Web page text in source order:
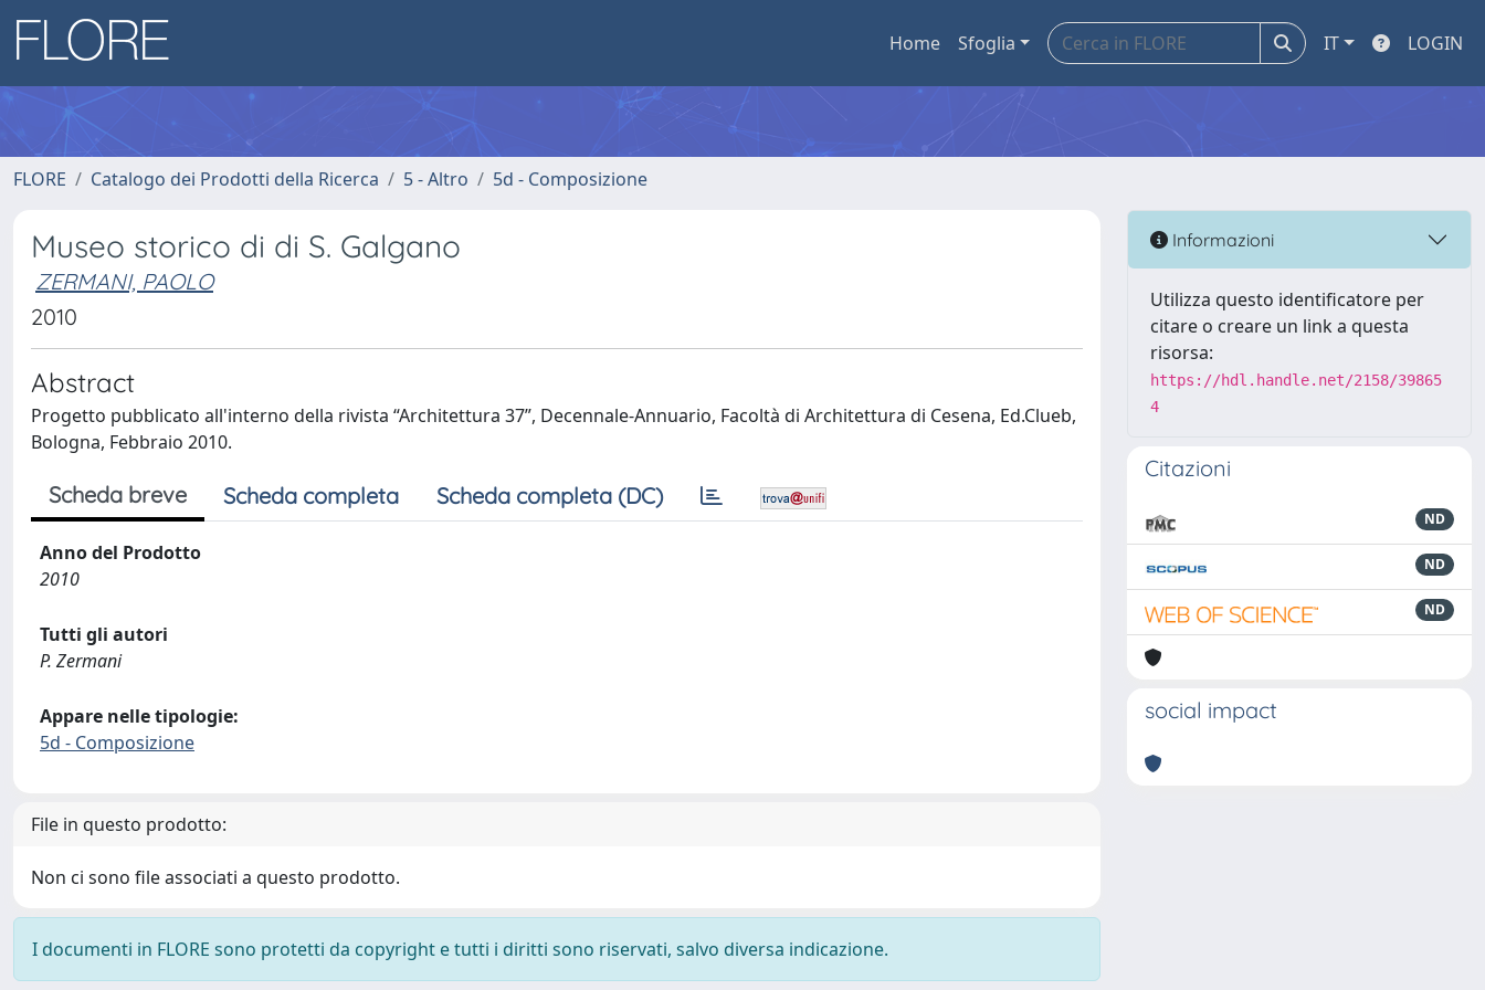
Home Sfoglia IT LOGIN
FLORE Catalogo dei Prodotti della Ricerca 5 - Altro 5d - Composizione
Museo storico di di S. Galgano
ZERMANI, PAOLO
2010
Abstract
Progetto pubblicato all'interno della rivista “Architettura 37”, Decennale-Annuario, Facoltà di Architettura di Cesena, Ed.Clueb,
Bologna, Febbraio 2010.
Scheda breve Scheda completa Scheda completa (DC)
Anno del Prodotto
2010
Tutti gli autori
P. Zermani
Appare nelle tipologie:
5d - Composizione
File in questo prodotto:
Non ci sono file associati a questo prodotto.
I documenti in FLORE sono protetti da copyright e tutti i diritti sono riservati, salvo diversa indicazione.
Informazioni
Utilizza questo identificatore per
citare o creare un link a questa
risorsa:
https://hdl.handle.net/2158/39865
4
Citazioni
ND
ND
ND
social impact